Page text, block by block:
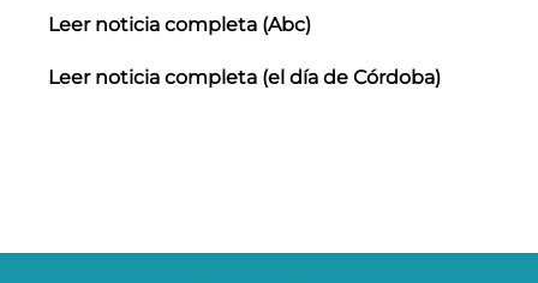
Leer noticia completa(Abc)
Leer noticia completa (el día de Córdoba)